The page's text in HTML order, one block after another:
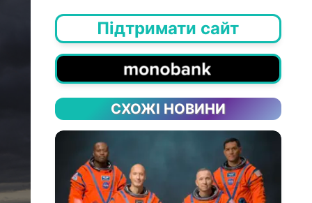
Підтримати сайт
СХОЖІ НОВИНИ